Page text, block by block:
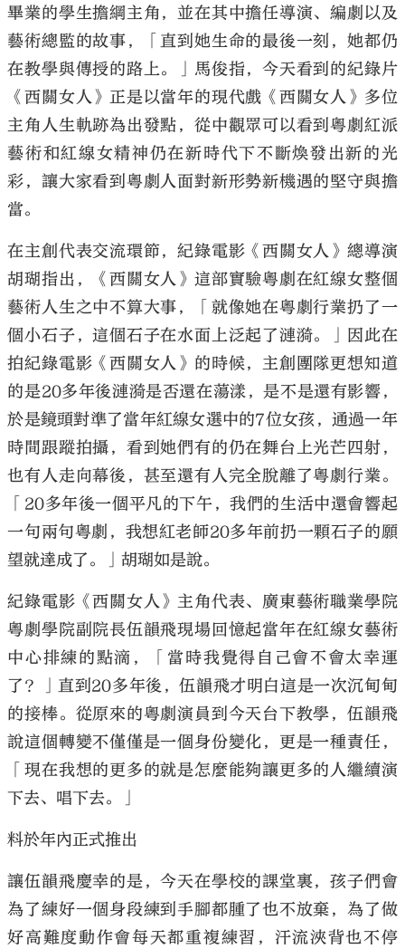
畢業的學生擔綱主角，並在其中擔任導演、編劇以及
藝術總監的故事，「直到她生命的最後一刻，她都仍
在教學與傳授的路上。」馬俊指，今天看到的紀錄片
《西關女人》正是以當年的現代戲《西關女人》多位
主角人生軌跡為出發點，從中觀眾可以看到粵劇紅派
藝術和紅線女精神仍在新時代下不斷煥發出新的光
彩，讓大家看到粵劇人面對新形勢新機遇的堅守與擔
當。
在主創代表交流環節，紀錄電影《西關女人》總導演
胡瑚指出，《西關女人》這部實驗粵劇在紅線女整個
藝術人生之中不算大事，「就像她在粵劇行業扔了一
個小石子，這個石子在水面上泛起了漣漪。」因此在
拍紀錄電影《西關女人》的時候，主創團隊更想知道
的是20多年後漣漪是否還在蕩漾，是不是還有影響，
於是鏡頭對準了當年紅線女選中的7位女孩，通過一年
時間跟蹤拍攝，看到她們有的仍在舞台上光芒四射，
也有人走向幕後，甚至還有人完全脫離了粵劇行業。
「20多年後一個平凡的下午，我們的生活中還會響起
一句兩句粵劇，我想紅老師20多年前扔一顆石子的願
望就達成了。」胡瑚如是說。
紀錄電影《西關女人》主角代表、廣東藝術職業學院
粵劇學院副院長伍韻飛現場回憶起當年在紅線女藝術
中心排練的點滴，「當時我覺得自己會不會太幸運
了？」直到20多年後，伍韻飛才明白這是一次沉甸甸
的接棒。從原來的粵劇演員到今天台下教學，伍韻飛
說這個轉變不僅僅是一個身份變化，更是一種責任，
「現在我想的更多的就是怎麼能夠讓更多的人繼續演
下去、唱下去。」
料於年內正式推出
讓伍韻飛慶幸的是，今天在學校的課堂裏，孩子們會
為了練好一個身段練到手腳都腫了也不放棄，為了做
好高難度動作會每天都重複練習，汗流浹背也不停